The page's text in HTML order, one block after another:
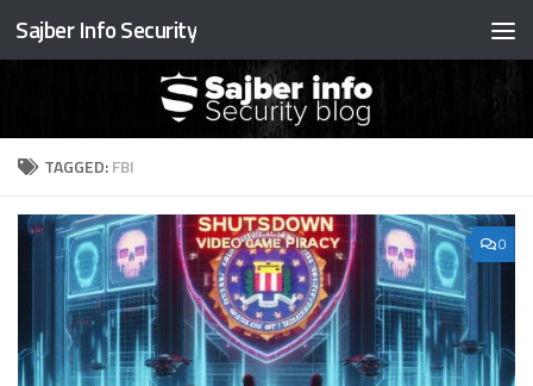
Preskočite na sadržaj
Sajber Info Security
TAGGED:FBI
0